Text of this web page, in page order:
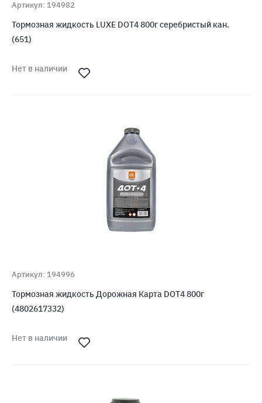
Артикул: 194982
Тормозная жидкость LUXE DOT4 800г серебристый кан.
(651)
Нет в наличии
Артикул: 194996
Тормозная жидкость Дорожная Карта DOT4 800г
(4802617332)
Нет в наличии